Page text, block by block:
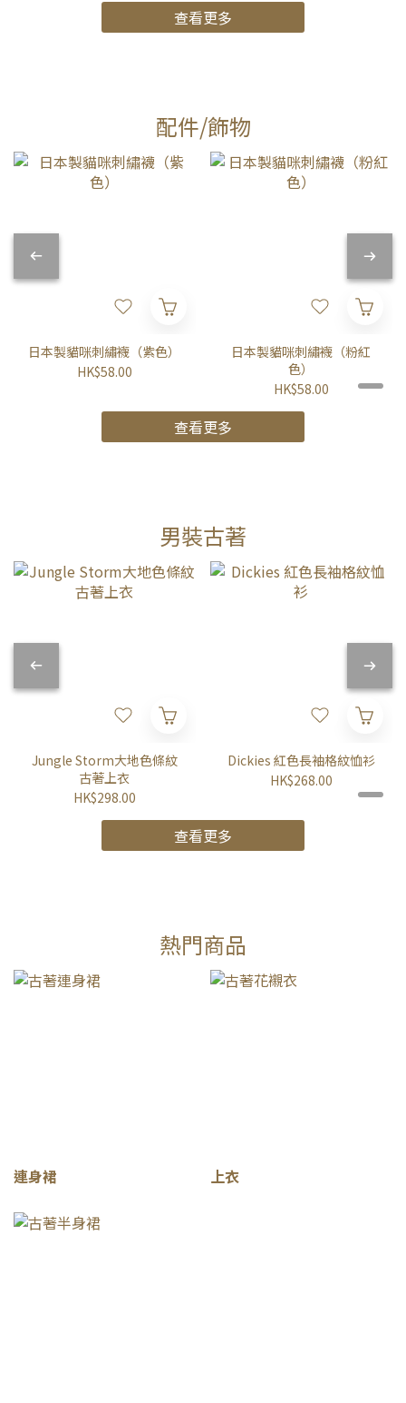
查看更多
配件/飾物
日本製貓咪刺繡襪（紫色）
HK$58.00
日本製貓咪刺繡襪（粉紅
色）
HK$58.00
查看更多
男裝古著
Jungle Storm大地色條紋
古著上衣
HK$298.00
Dickies 紅色長袖格紋恤衫
HK$268.00
查看更多
熱門商品
連身裙 上衣